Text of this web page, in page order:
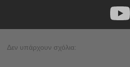
Δεν υπάρχουν σχόλια: